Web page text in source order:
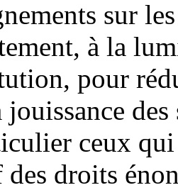
sur
à la
pour
jouissance
ceux
droits